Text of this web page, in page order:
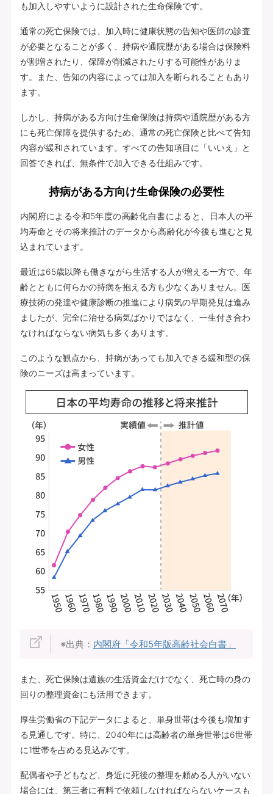
も加入しやすいように設計された生命保険です。
通常の死亡保険では、加入時に健康状態の告知や医師の診査
が必要となることが多く、持病や通院歴がある場合は保険料
が割増されたり、保障が削減されたりする可能性がありま
す。また、告知の内容によっては加入を断られることもあり
ます。
しかし、持病がある方向け生命保険は持病や通院歴がある方
にも死亡保障を提供するため、通常の死亡保険と比べて告知
内容が緩和されています。すべての告知項目に「いいえ」と
回答できれば、無条件で加入できる仕組みです。
持病がある方向け生命保険の必要性
内閣府による令和5年度の高齢化白書によると、日本人の平
均寿命とその将来推計のデータから高齢化が今後も進むと見
込まれています。
最近は65歳以降も働きながら生活する人が増える一方で、年
齢とともに何らかの持病を抱える方も少なくありません。医
療技術の発達や健康診断の推進により病気の早期発見は進み
ましたが、完全に治せる病気ばかりではなく、一生付き合わ
なければならない病気も多くあります。
このような観点から、持病があっても加入できる緩和型の保
険のニーズは高まっています。
※出典： 内閣府「令和5年版高齢社会白書」
また、死亡保険は遺族の生活資金だけでなく、死亡時の身の
回りの整理資金にも活用できます。
厚生労働省の下記データによると、単身世帯は今後も増加す
る見通しです。特に、2040年には高齢者の単身世帯は6世帯
に1世帯を占める見込みです。
配偶者や子どもなど、身近に死後の整理を頼める人がいない
場合には、第三者に有料で依頼しなければならないケースも